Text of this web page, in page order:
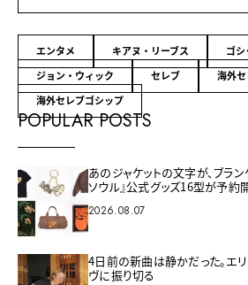
エンタメ キアヌ・リーブス
ゴ
ジョン・ウィック
セレブ
海外
海外セレブゴシップ
POPULAR POSTS
あのジャケットの文字が、ブラン
ソウル』公式グッズ16型が予約
2026.08.07
4日前の新曲は静かだった。エ
ヴに振り切る